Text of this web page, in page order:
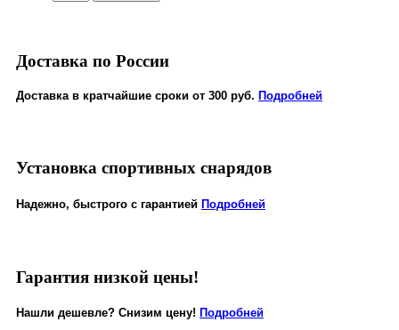
Доставка по России
Доставка в кратчайшие сроки от 300 руб. Подробней
Установка спортивных снарядов
Надежно, быстрого с гарантией Подробней
Гарантия низкой цены!
Нашли дешевле? Снизим цену! Подробней